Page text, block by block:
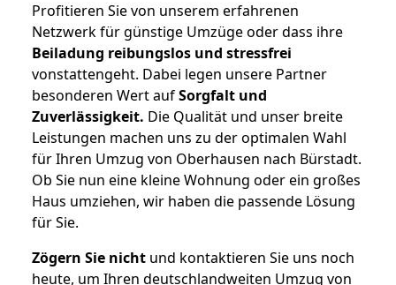
Profitieren Sie von unserem erfahrenen
Netzwerk für günstige Umzüge oder dass ihre
Beiladung reibungslos und stressfrei
vonstattengeht. Dabei legen unsere Partner
besonderen Wert aufSorgfalt und
Zuverlässigkeit. Die Qualität und unser breite
Leistungen machen uns zu der optimalen Wahl
für Ihren Umzug von Oberhausen nach Bürstadt.
Ob Sie nun eine kleine Wohnung oder ein großes
Haus umziehen, wir haben die passende Lösung
für Sie.
Zögern Sie nicht und kontaktieren Sie uns noch
heute, um Ihren deutschlandweiten Umzug von